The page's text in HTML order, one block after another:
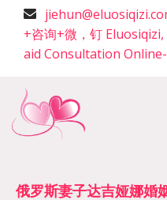
+咨询+微，钉
aid Consultation
俄罗斯妻子达吉娅娜婚